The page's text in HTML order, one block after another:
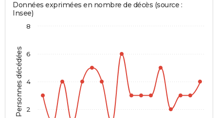
Personnes décédées
Données exprimées en nombre de décès (source :
Insee)
2
4
6
8